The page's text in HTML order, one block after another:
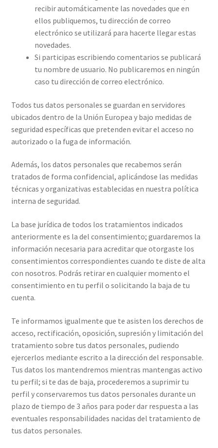
recibir automáticamente las novedades que en
ellos publiquemos, tu dirección de correo
electrónico se utilizará para hacerte llegar estas
novedades.
Si participas escribiendo comentarios se publicará
tu nombre de usuario. No publicaremos en ningún
caso tu dirección de correo electrónico.
Todos tus datos personales se guardan en servidores
ubicados dentro de la Unión Europea y bajo medidas de
seguridad específicas que pretenden evitar el acceso no
autorizado o la fuga de información.
Además, los datos personales que recabemos serán
tratados de forma confidencial, aplicándose las medidas
técnicas y organizativas establecidas en nuestra política
interna de seguridad.
La base jurídica de todos los tratamientos indicados
anteriormente es la del consentimiento; guardaremos la
información necesaria para acreditar que otorgaste los
consentimientos correspondientes cuando te diste de alta
con nosotros. Podrás retirar en cualquier momento el
consentimiento en tu perfil o solicitando la baja de tu
cuenta.
Te informamos igualmente que te asisten los derechos de
acceso, rectificación, oposición, supresión y limitación del
tratamiento sobre tus datos personales, pudiendo
ejercerlos mediante escrito a la dirección del responsable.
Tus datos los mantendremos mientras mantengas activo
tu perfil; si te das de baja, procederemos a suprimir tu
perfil y conservaremos tus datos personales durante un
plazo de tiempo de 3 años para poder dar respuesta a las
eventuales responsabilidades nacidas del tratamiento de
tus datos personales.